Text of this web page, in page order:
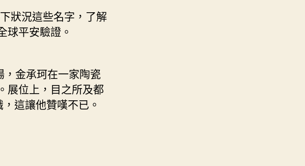
任
人：
比
任
何
時
狀況這些名字，了解
球平安驗證。
金承珂在一家陶瓷
展位上，目之所及都
這讓他贊嘆不已。